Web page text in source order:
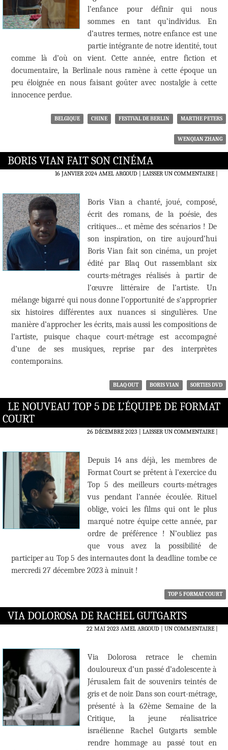
l’enfance pour définir qui nous
sommes en tant qu’individus. En
d’autres termes, notre enfance est une
partie intégrante de notre identité, tout
comme là d’où on vient. Cette année, entre fiction et
documentaire, la Berlinale nous ramène à cette époque un
peu éloignée en nous faisant goûter avec nostalgie à cette
innocence perdue.
BELGIQUE CHINE FESTIVAL DE BERLIN MARTHE PETERS
WENQIAN ZHANG
BORIS VIAN FAIT SON CINÉMA
16 JANVIER 2024 AMEL ARGOUD LAISSER UN COMMENTAIRE|
Boris Vian a chanté, joué, composé,
écrit des romans, de la poésie, des
critiques… et même des scénarios ! De
son inspiration, on tire aujourd’hui
Boris Vian fait son cinéma, un projet
édité par Blaq Out rassemblant six
courts-métrages réalisés à partir de
l’œuvre littéraire de l’artiste. Un
mélange bigarré qui nous donne l’opportunité de s’approprier
six histoires différentes aux nuances si singulières. Une
manière d’approcher les écrits, mais aussi les compositions de
l’artiste, puisque chaque court-métrage est accompagné
d’une de ses musiques, reprise par des interprètes
contemporains.
BLAQ OUT BORIS VIAN SORTIES DVD
LE NOUVEAU TOP 5 DE L’ÉQUIPE DE FORMAT
COURT
26 DÉCEMBRE 2023 LAISSER UN COMMENTAIRE|
Depuis 14 ans déjà, les membres de
Format Court se prêtent à l’exercice du
Top 5 des meilleurs courts-métrages
vus pendant l’année écoulée. Rituel
oblige, voici les films qui ont le plus
marqué notre équipe cette année, par
ordre de préférence ! N’oubliez pas
que vous avez la possibilité de
participer au Top 5 des internautes dont la deadline tombe ce
mercredi 27 décembre 2023 à minuit !
TOP 5 FORMAT COURT
VIA DOLOROSA DE RACHEL GUTGARTS
22 MAI 2023 AMEL ARGOUD UN COMMENTAIRE|
Via Dolorosa retrace le chemin
douloureux d’un passé d’adolescente à
Jérusalem fait de souvenirs teintés de
gris et de noir. Dans son court-métrage,
présenté à la 62ème Semaine de la
Critique, la jeune réalisatrice
israélienne Rachel Gutgarts semble
rendre hommage au passé tout en